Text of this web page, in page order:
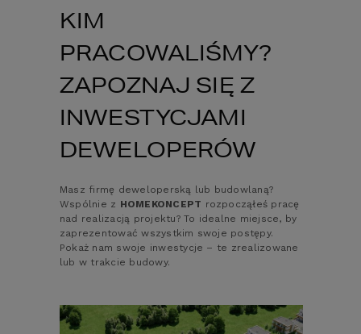
KIM
PRACOWALIŚMY?
ZAPOZNAJ SIĘ Z
INWESTYCJAMI
DEWELOPERÓW
Masz firmę deweloperską lub budowlaną?
Wspólnie z HOMEKONCEPT rozpocząłeś pracę
nad realizacją projektu? To idealne miejsce, by
zaprezentować wszystkim swoje postępy.
Pokaż nam swoje inwestycje – te zrealizowane
lub w trakcie budowy.